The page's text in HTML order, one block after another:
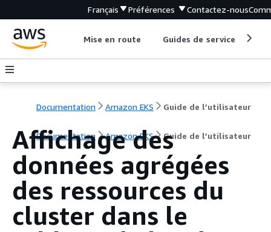
Français Préférences Contactez-nous
Mise en route Guides de service
Documentation Amazon EKS Guide de l’utilisateur
Documentation Amazon EKS Guide de l’utilisateur
Affichage des
données agrégées
des ressources du
cluster dans le